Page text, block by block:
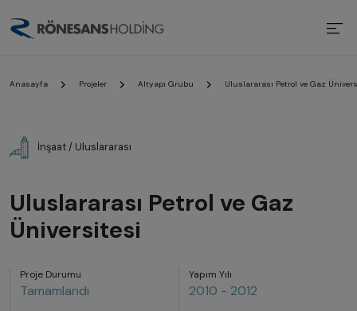
Anasayfa Projeler Altyapı Grubu Uluslararası Petrol ve Gaz
İnşaat / Uluslararası
Uluslararası Petrol ve Gaz
Üniversitesi
Proje Durumu
Tamamlandı
Yapım Yılı
2010 - 2012